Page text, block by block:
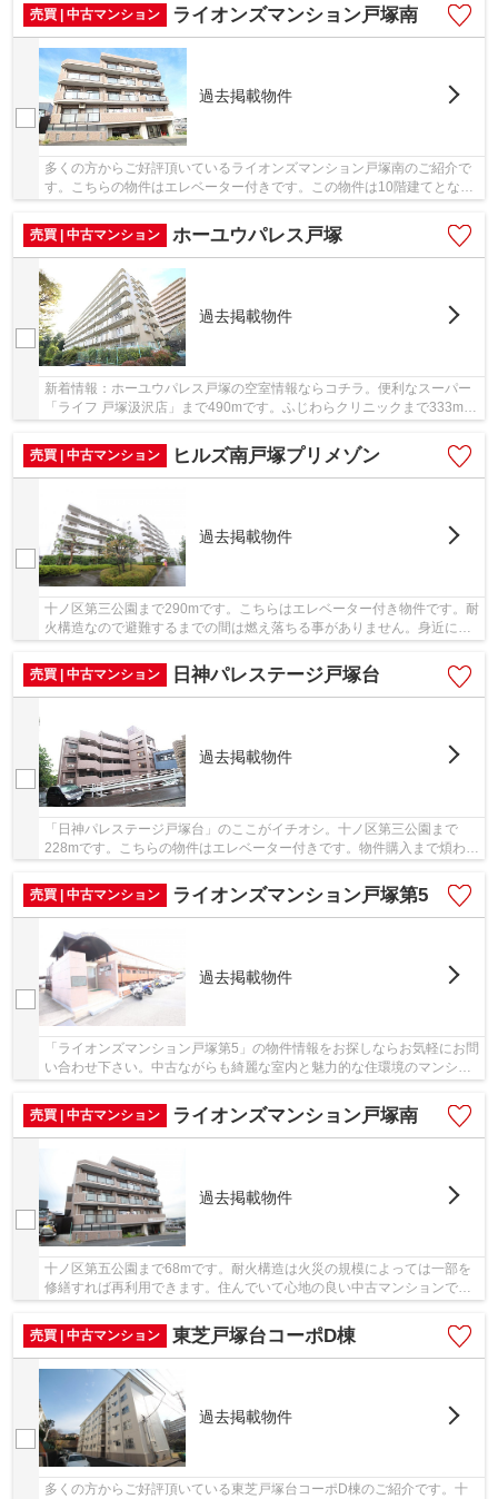
売買 | 中古マンション
ライオンズマンション戸塚南
過去掲載物件
多くの方からご好評頂いているライオンズマンション戸塚南のご紹介で
す。こちらの物件はエレベーター付きです。この物件は10階建てとなっ
売買 | 中古マンション
ホーユウパレス戸塚
過去掲載物件
新着情報：ホーユウパレス戸塚の空室情報ならコチラ。便利なスーパー
「ライフ 戸塚汲沢店」まで490mです。ふじわらクリニックまで333mで
す。壁や床や柱などの構造が、耐火性に優れてい...
売買 | 中古マンション
ヒルズ南戸塚プリメゾン
過去掲載物件
十ノ区第三公園まで290mです。こちらはエレベーター付き物件です。耐
火構造なので避難するまでの間は燃え落ちる事がありません。身近に人
を感じることができる中古マンションです。不...
売買 | 中古マンション
日神パレステージ戸塚台
過去掲載物件
「日神パレステージ戸塚台」のここがイチオシ。十ノ区第三公園まで
228mです。こちらの物件はエレベーター付きです。物件購入まで煩わし
売買 | 中古マンション
ライオンズマンション戸塚第5
過去掲載物件
「ライオンズマンション戸塚第5」の物件情報をお探しならお気軽にお問
い合わせ下さい。中古ながらも綺麗な室内と魅力的な住環境のマンショ
売買 | 中古マンション
ライオンズマンション戸塚南
過去掲載物件
十ノ区第五公園まで68mです。耐火構造は火災の規模によっては一部を
修繕すれば再利用できます。住んでいて心地の良い中古マンションで魅
売買 | 中古マンション
東芝戸塚台コーポD棟
過去掲載物件
多くの方からご好評頂いている東芝戸塚台コーポD棟のご紹介です。十